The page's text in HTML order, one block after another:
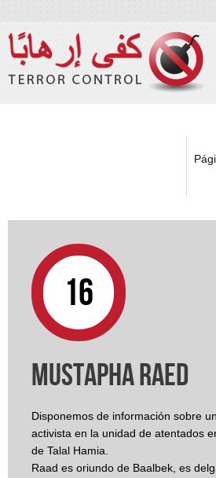
16
Mustapha Raed
Disponemos de información sobre
activista en la unidad de atentados
de Talal Hamia.
Raad es oriundo de Baalbek, es